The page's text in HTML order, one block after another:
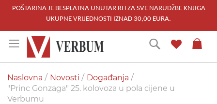
POŠTARINA JE BESPLATNA UNUTAR RH ZA SVE NARUDŽBE KNJIGA
UKUPNE VRIJEDNOSTI IZNAD 30,00 EURA.
to
Content
Traži
Naslovna Novosti
Događanja
"Princ Gonzaga" 25. kolovoza u pola cijene u
Verbumu